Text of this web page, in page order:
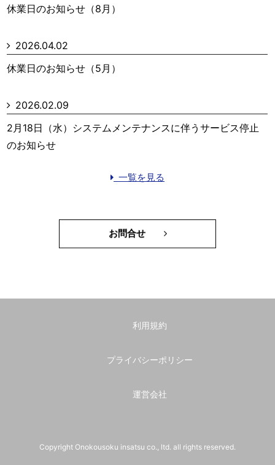
休業日のお知らせ（8月）
2026.04.02
休業日のお知らせ（5月）
2026.02.09
2月18日（水）システムメンテナンスに伴うサービス停止
のお知らせ
一覧を見る
お問合せ
利用規約
プライバシーポリシー
運営会社
Copyright Onokousoku insatsu co., ltd. all rights reserved.